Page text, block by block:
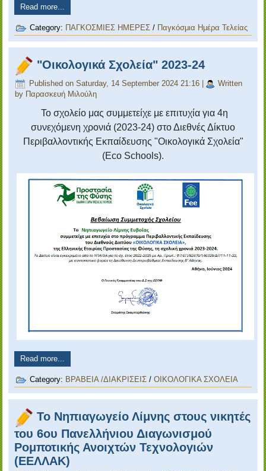
Read more...
Category: ΠΑΓΚΟΣΜΙΕΣ ΗΜΕΡΕΣ / Παγκόσμια Ημέρα Τελείας
"Οικολογικά Σχολεία" 2023-24
Published on Saturday, 14 September 2024 21:16
Written
by Παρασκευή Μιλούλη
Το σχολείο μας συμμετείχε με επιτυχία για 4η
συνεχόμενη χρονιά (2023-24) στο Διεθνές Δίκτυο
Περιβαλλοντικής Εκπαίδευσης "Οικολογικά Σχολεία"
(Eco Schools).
Read more...
Category: ΒΡΑΒΕΙΑ /ΔΙΑΚΡΙΣΕΙΣ /ΟΙΚΟΛΟΓΙΚΑ ΣΧΟΛΕΙΑ
Το Νηπιαγωγείο Λίμνης στους νικητές
του 6ου Πανελλήνιου Διαγωνισμού
Ρομποτικής Ανοιχτών Τεχνολογιών
(ΕΕΛΛΑΚ)